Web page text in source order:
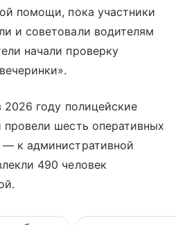
помощи, пока участники
и советовали водителям
начали проверку
2026 году полицейские
провели шесть оперативных
к административной
490 человек